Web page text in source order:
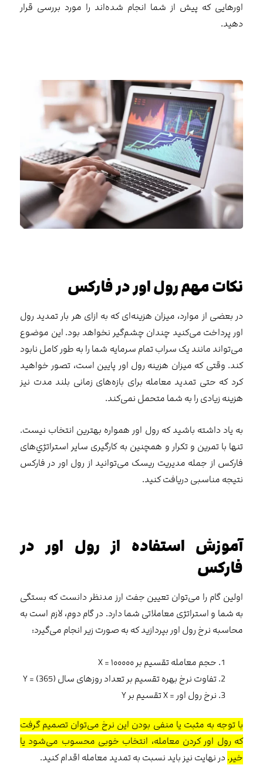
اورهایی که پیش از شما انجام شده‌اند را مورد بررسی قرار
دهید.
نکات مهم رول اور در فارکس
در بعضی از موارد، میزان هزینه‌ای که به ازای هر بار تمدید رول
اور پرداخت می‌کنید چندان چشم‌گیر نخواهد بود. این موضوع
می‌تواند مانند یک سراب تمام سرمایه شما را به طور کامل نابود
کند. وقتی که میزان هزینه رول اور پایین است، تصور خواهید
کرد که حتی تمدید معامله برای بازه‌های زمانی بلند مدت نیز
هزینه زیادی را به شما متحمل نمی‌کند.
به یاد داشته باشید که رول اور همواره بهترین انتخاب نیست.
تنها با تمرین و تکرار و همچنین به کارگیری سایر استراتژي‌های
فارکس از جمله مدیریت ریسک می‌توانید از رول اور در فارکس
نتیجه مناسبی دریافت کنید.
آموزش استفاده از رول اور در
فارکس
اولین گام را می‌توان تعیین جفت ارز مدنظر دانست که بستگی
به شما و استراتژی معاملاتی شما دارد. در گام دوم، لازم است به
محاسبه نرخ رول اور بپردازید که به صورت زیر انجام می‌‌گیرد:
حجم معامله تقسیم بر ۱۰۰۰۰۰ = X
تفاوت نرخ بهره تقسیم بر تعداد روزهای سال (365) = Y
نرخ رول اور = X تقسیم بر Y
با توجه به مثبت یا منفی بودن این نرخ می‌توان تصمیم گرفت
که رول اور کردن معامله، انتخاب خوبی محسوب می‌شود یا
خیر. در نهایت نیز باید نسبت به تمدید معامله اقدام کنید.